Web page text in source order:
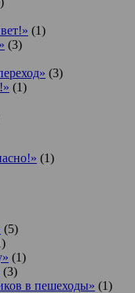
(1)
(3)
(3)
(1)
(1)
(5)
(1)
(3)
в пешеходы» (1)